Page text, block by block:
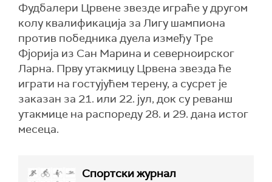
Фудбалери Црвене звезде играће у другом
колу квалификација за Лигу шампиона
против победника дуела између Тре
Фјорија из Сан Марина и северноирског
Ларна. Прву утакмицу Црвена звезда ће
играти на гостујућем терену, а сусрет је
заказан за 21. или 22. јул, док су реванш
утакмице на распореду 28. и 29. дана истог
месеца.
Спортски журнал